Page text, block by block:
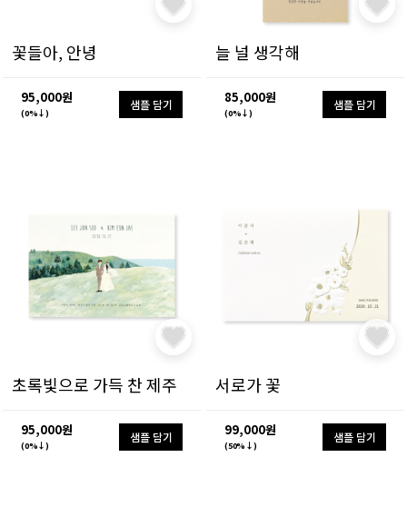
꽃들아, 안녕
95,000원
(0%↓)
샘플 담기
늘 널 생각해
85,000원
(0%↓)
샘플 담기
초록빛으로 가득 찬 제주
95,000원
(0%↓)
샘플 담기
서로가 꽃
99,000원
(50%↓)
샘플 담기